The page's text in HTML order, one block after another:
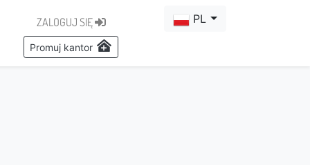
ZALOGUJ SIĘ
Promuj kantor
PL